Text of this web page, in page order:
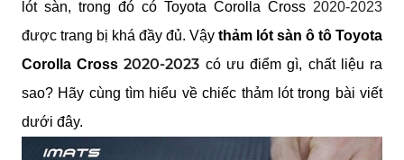
lót sàn, trong đó có Toyota Corolla Cross 2020-2023
được trang bị khá đầy đủ. Vậy thảm lót sàn ô tô Toyota
Corolla Cross 2020-2023 có ưu điểm gì, chất liệu ra
sao? Hãy cùng tìm hiểu về chiếc thảm lót trong bài viết
dưới đây.